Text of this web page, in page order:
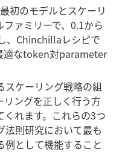
初のモデルとスケーリ
ァミリーで、0.1から
、Chinchillaレシピで
適なtoken対parameter
スケーリング戦略の組
ングを正しく行う方
れます。これらの3つ
法則研究において最も
例として機能すること